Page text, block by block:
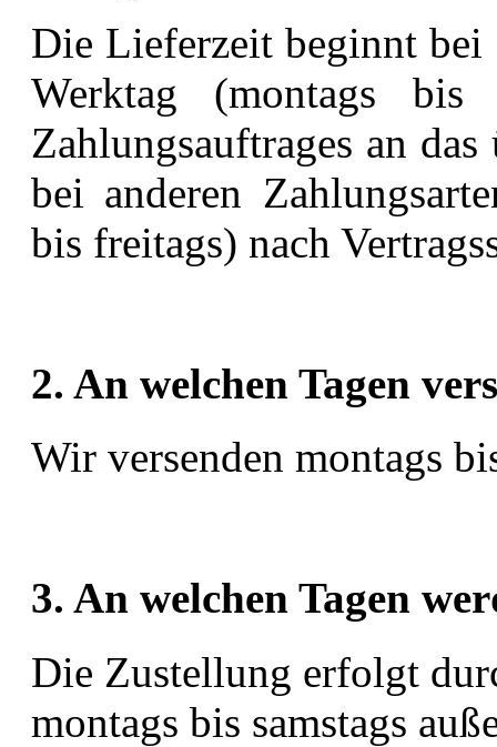
Die Lieferzeit beginnt bei
Werktag (montags
Zahlungsauftrages an
bei anderen
bis freitags) nach
2. An welchen Tagen
Wir versenden montags
3. An welchen Tagen
Die Zustellung erfolgt
montags bis samstags